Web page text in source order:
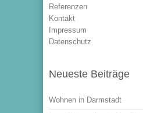
Referenzen
Kontakt
Impressum
Datenschutz
Neueste Beiträge
Wohnen in Darmstadt